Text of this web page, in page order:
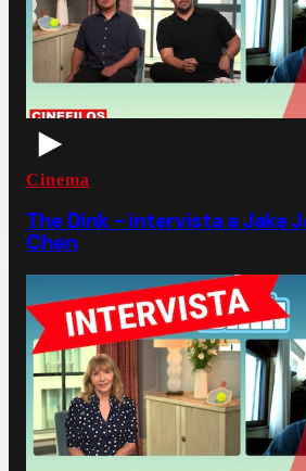
Cinema
The Dink - intervista a Jake
Chen